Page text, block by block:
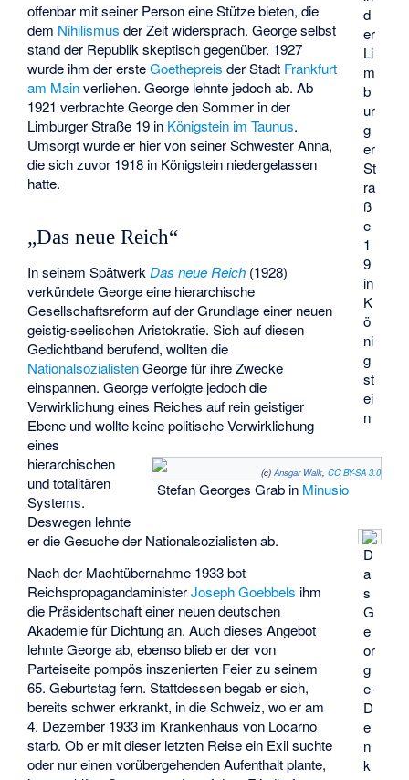
d
er
Li
m
b
ur
g
er
St
ra
ß
e
1
9
in
K
ö
ni
g
st
ei
n
offenbar mit seiner Person eine Stütze bieten, die
dem Nihilismus der Zeit widersprach. George selbst
stand der Republik skeptisch gegenüber. 1927
wurde ihm der ersteGoethepreis der Stadt Frankfurt
am Mainverliehen. George lehnte jedoch ab. Ab
1921 verbrachte George den Sommer in der
Limburger Straße 19 in Königstein im Taunus.
Umsorgt wurde er hier von seiner Schwester Anna,
die sich zuvor 1918 in Königstein niedergelassen
hatte.
„Das neue Reich“
(c) Ansgar Walk, CC BY-SA 3.0
Stefan Georges Grab in Minusio
D
a
s
G
e
or
g
e-
D
e
n
k
In seinem SpätwerkDas neue Reich (1928)
verkündete George eine hierarchische
Gesellschaftsreform auf der Grundlage einer neuen
geistig-seelischen Aristokratie. Sich auf diesen
Gedichtband berufend, wollten die
NationalsozialistenGeorge für ihre Zwecke
einspannen. George verfolgte jedoch die
Verwirklichung eines Reiches auf rein geistiger
Ebene und wollte keine politische Verwirklichung
eines
hierarchischen
und totalitären
Systems.
Deswegen lehnte
er die Gesuche der Nationalsozialisten ab.
Nach der Machtübernahme 1933 bot
ReichspropagandaministerJoseph Goebbels ihm
die Präsidentschaft einer neuen deutschen
Akademie für Dichtung an. Auch dieses Angebot
lehnte George ab, ebenso blieb er der von
Parteiseite pompös inszenierten Feier zu seinem
65. Geburtstag fern. Stattdessen begab er sich,
bereits schwer erkrankt, in die Schweiz, wo er am
4. Dezember 1933 im Krankenhaus von Locarno
starb. Ob er mit dieser letzten Reise ein Exil suchte
oder nur einen vorübergehenden Aufenthalt plante,